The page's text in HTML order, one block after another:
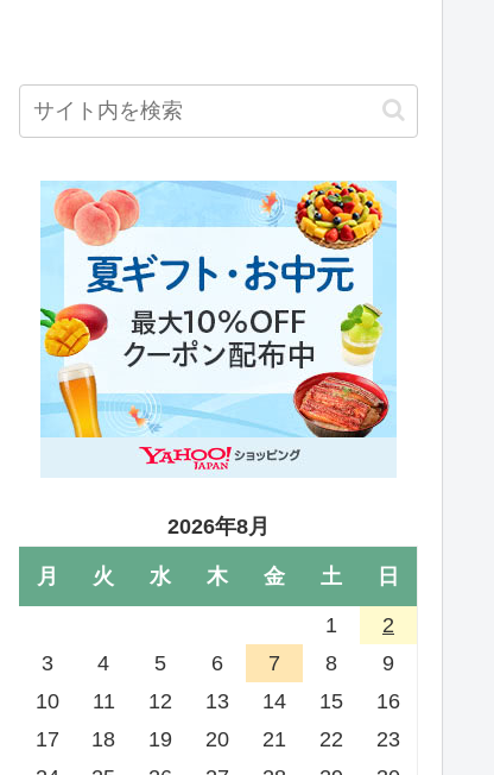
2026年8月
月 火 水 木 金 土 日
1
2
3
4 5 6 7 8
9
10
11 12 13 14 15
16
17
18 19 20 21 22
23